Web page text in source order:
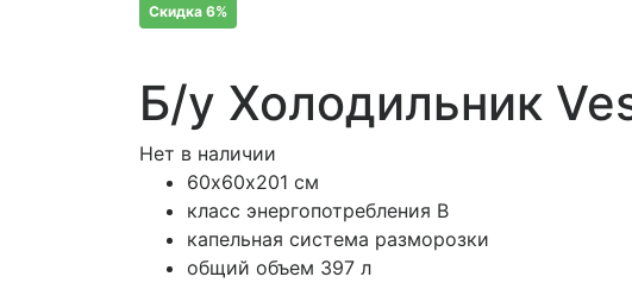
Скидка 6%
Б/у Холодильник
Нет в наличии
60х60х201 см
класс энергопотребления B
капельная система разморозки
общий объем 397 л